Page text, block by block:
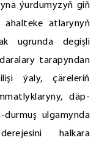
ýurdumyzyň giň
ahalteke atlarynyň
ugrunda degişli
tarapyndan
ýaly, çäreleriň
däp-
durmuş ulgamynda
halkara